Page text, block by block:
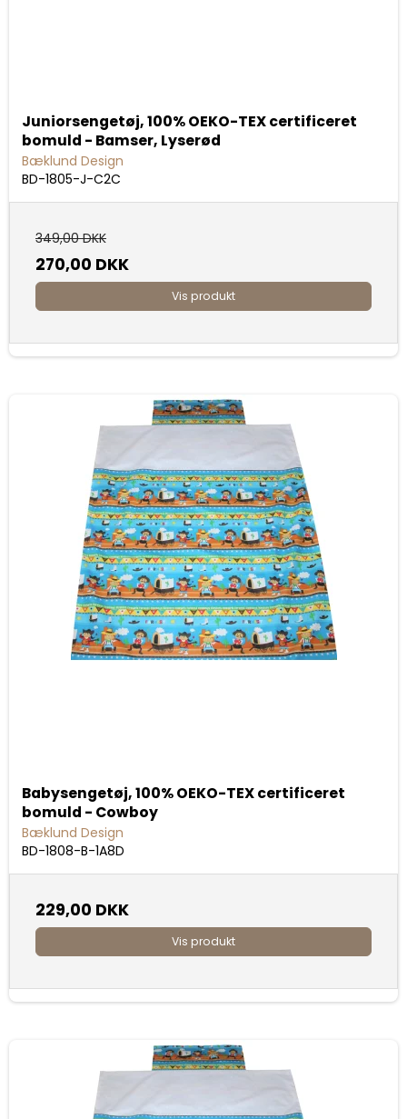
Juniorsengetøj, 100% OEKO-TEX certificeret
bomuld - Bamser, Lyserød
Bæklund Design
BD-1805-J-C2C
349,00 DKK
270,00 DKK
Vis produkt
Babysengetøj, 100% OEKO-TEX certificeret
bomuld - Cowboy
Bæklund Design
BD-1808-B-1A8D
229,00 DKK
Vis produkt